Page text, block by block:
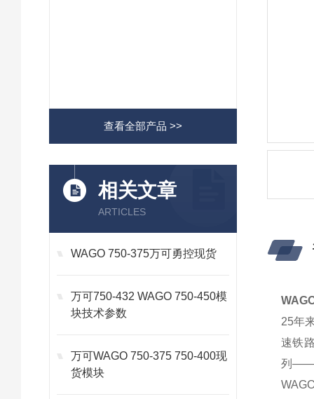
查看全部产品 >>
相关文章
ARTICLES
WAGO 750-375万可勇控现货
万可750-432 WAGO 750-450模
块技术参数
万可WAGO 750-375 750-400现
货模块
25年
速铁
列——